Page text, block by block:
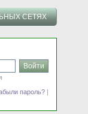
СЕТЯХ
пароль? |